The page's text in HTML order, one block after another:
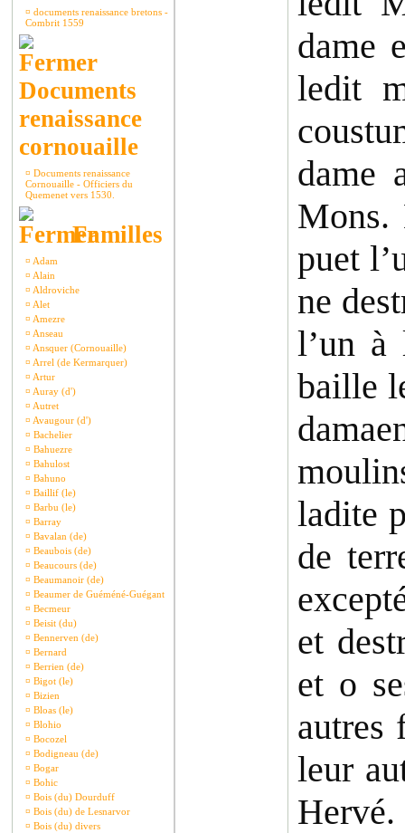
¤ documents renaissance bretons -
Combrit 1559
Documents
renaissance
cornouaille
¤ Documents renaissance
Cornouaille - Officiers du
Quemenet vers 1530.
Familles
¤ Adam
¤ Alain
¤ Aldroviche
¤ Alet
¤ Amezre
¤ Anseau
¤ Ansquer (Cornouaille)
¤ Arrel (de Kermarquer)
¤ Artur
¤ Auray (d')
¤ Autret
¤ Avaugour (d')
¤ Bachelier
¤ Bahuezre
¤ Bahulost
¤ Bahuno
¤ Baillif (le)
¤ Barbu (le)
¤ Barray
¤ Bavalan (de)
¤ Beaubois (de)
¤ Beaucours (de)
¤ Beaumanoir (de)
¤ Beaumer de Guéméné-Guégant
¤ Becmeur
¤ Beisit (du)
¤ Bennerven (de)
¤ Bernard
¤ Berrien (de)
¤ Bigot (le)
¤ Bizien
¤ Bloas (le)
¤ Blohio
¤ Bocozel
¤ Bodigneau (de)
¤ Bogar
¤ Bohic
¤ Bois (du) Dourduff
¤ Bois (du) de Lesnarvor
¤ Bois (du) divers
dame
ledit
dame
Mons.
puet
ne
l’un à
baille
ladite
de
et
et o
autres
leur